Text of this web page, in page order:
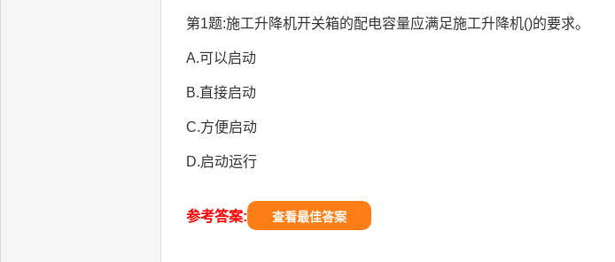
第1题:施工升降机开关箱的配电容量应满足施工升降机()的要求。
A.可以启动
B.直接启动
C.方便启动
D.启动运行
参考答案: 查看最佳答案